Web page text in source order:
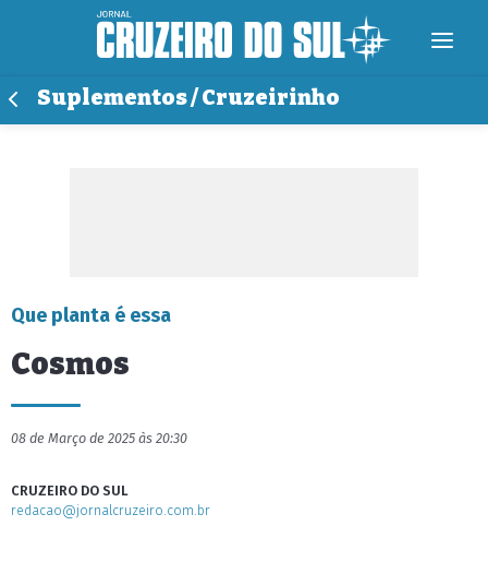
Suplementos / Cruzeirinho
Que planta é essa
Cosmos
08 de Março de 2025 às 20:30
CRUZEIRO DO SUL
redacao@jornalcruzeiro.com.br